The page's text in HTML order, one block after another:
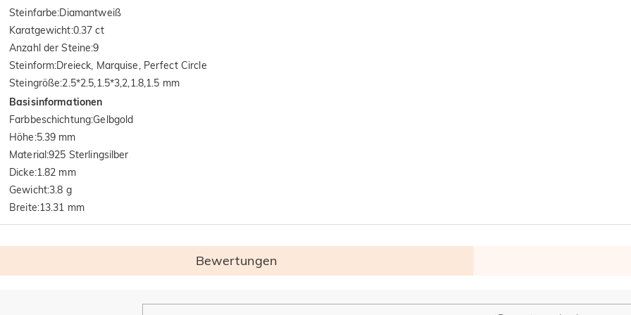
Steinfarbe:Diamantweiß
Karatgewicht:0.37 ct
Anzahl der Steine:9
Steinform:Dreieck, Marquise, Perfect Circle
Steingröße:2.5*2.5,1.5*3,2,1.8,1.5 mm
Basisinformationen
Farbbeschichtung:Gelbgold
Höhe:5.39 mm
Material:925 Sterlingsilber
Dicke:1.82 mm
Gewicht:3.8 g
Breite:13.31 mm
Bewertungen